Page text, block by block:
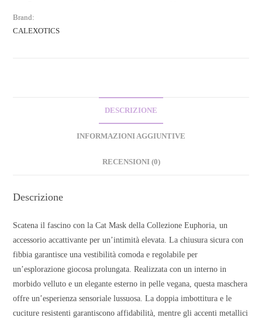
Brand:
CALEXOTICS
DESCRIZIONE
INFORMAZIONI AGGIUNTIVE
RECENSIONI (0)
Descrizione
Scatena il fascino con la Cat Mask della Collezione Euphoria, un
accessorio accattivante per un’intimità elevata. La chiusura sicura con
fibbia garantisce una vestibilità comoda e regolabile per
un’esplorazione giocosa prolungata. Realizzata con un interno in
morbido velluto e un elegante esterno in pelle vegana, questa maschera
offre un’esperienza sensoriale lussuosa. La doppia imbottitura e le
cuciture resistenti garantiscono affidabilità, mentre gli accenti metallici